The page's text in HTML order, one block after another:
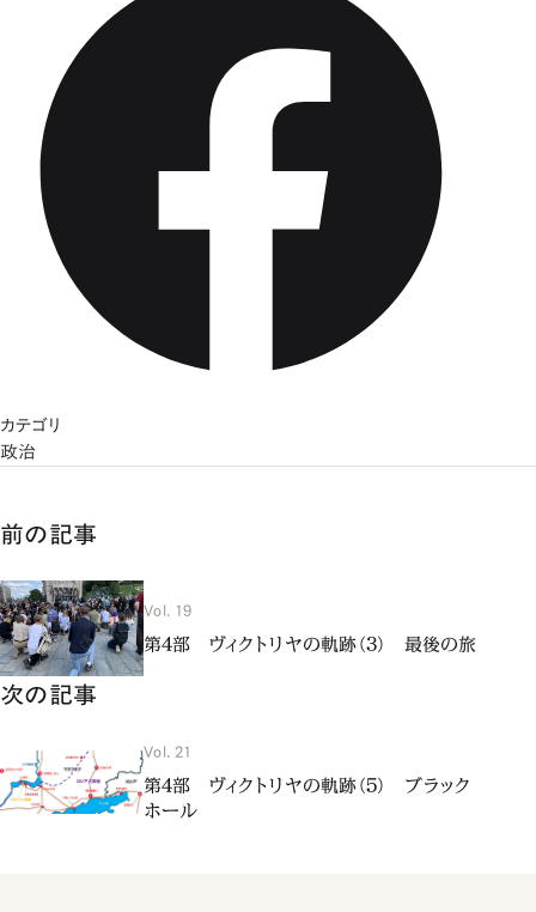
カテゴリ
政治
前の記事
Vol. 19
第4部 ヴィクトリヤの軌跡（3） 最後の旅
次の記事
Vol. 21
第4部 ヴィクトリヤの軌跡（5） ブラック
ホール